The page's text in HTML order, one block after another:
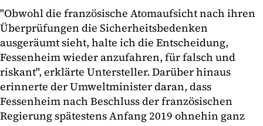
"Obwohl die französische Atomaufsicht nach ihren
Überprüfungen die Sicherheitsbedenken
ausgeräumt sieht, halte ich die Entscheidung,
Fessenheim wieder anzufahren, für falsch und
riskant", erklärte Untersteller. Darüber hinaus
erinnerte der Umweltminister daran, dass
Fessenheim nach Beschluss der französischen
Regierung spätestens Anfang 2019 ohnehin ganz